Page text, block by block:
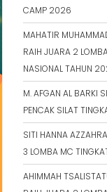
CAMP 2026
MAHATIR
RAIH JUARA 2
NASIONAL TAHUN
M. AFGAN AL BARKI
PENCAK SILAT
SITI HANNA
3 LOMBA MC
AHIMMAH